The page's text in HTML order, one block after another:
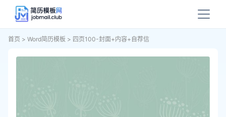
首页 > Word简历模板 > 四页100-封面+内容+自荐信